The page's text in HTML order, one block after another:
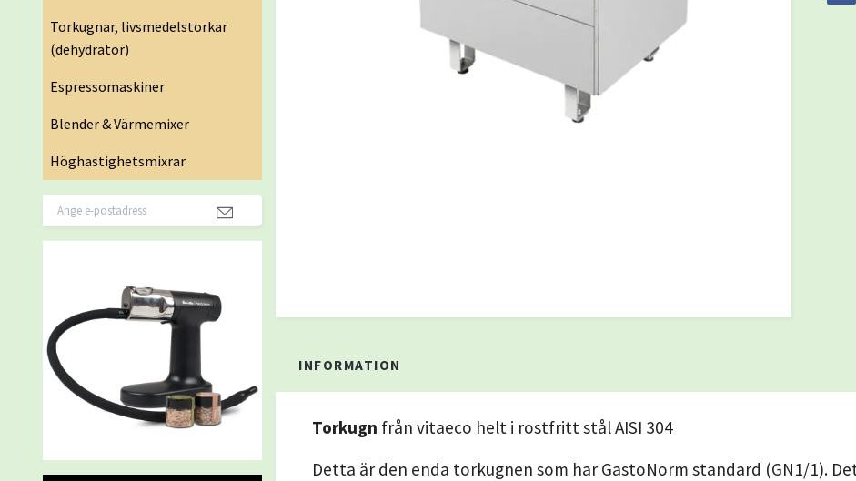
Torkugnar, livsmedelstorkar
(dehydrator)
Espressomaskiner
Blender & Värmemixer
Höghastighetsmixrar
INFORMATION
Torkugn från vitaeco helt i rostfritt stål AISI 304
Detta är den enda torkugnen som har GastoNorm standard (GN1/1).